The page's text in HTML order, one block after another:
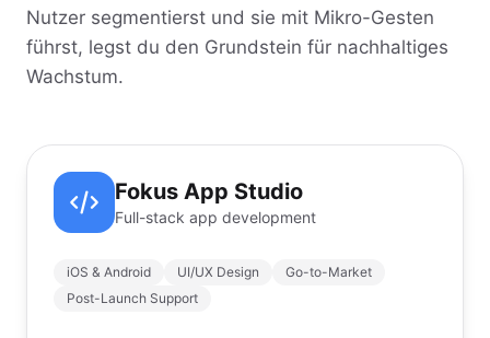
Nutzer segmentierst und sie mit Mikro-Gesten
führst, legst du den Grundstein für nachhaltiges
Wachstum.
Fokus App Studio
Full-stack app development
iOS & Android UI/UX Design
Go-to-Market
Post-Launch Support